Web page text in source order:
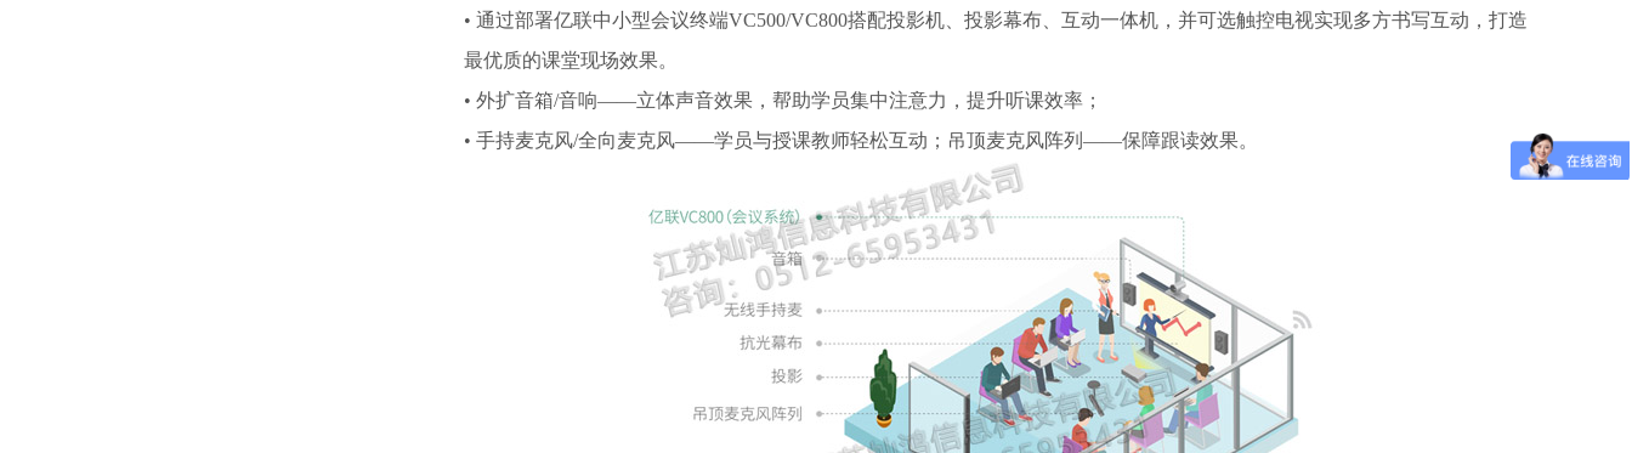
• 通过部署亿联中小型会议终端VC500/VC800搭配投影机、投影幕布、互动一体机，并可选触控电视实现多方书写互动，打造
最优质的课堂现场效果。
• 外扩音箱/音响——立体声音效果，帮助学员集中注意力，提升听课效率；
• 手持麦克风/全向麦克风——学员与授课教师轻松互动；吊顶麦克风阵列——保障跟读效果。